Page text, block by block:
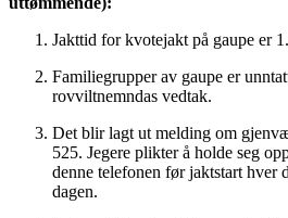
Jakttid for kvotejakt på gaupe er
Familiegrupper av gaupe er
rovviltnemndas vedtak.
Det blir lagt ut melding om
525. Jegere plikter å holde seg
denne telefonen før jaktstart hver
dagen.